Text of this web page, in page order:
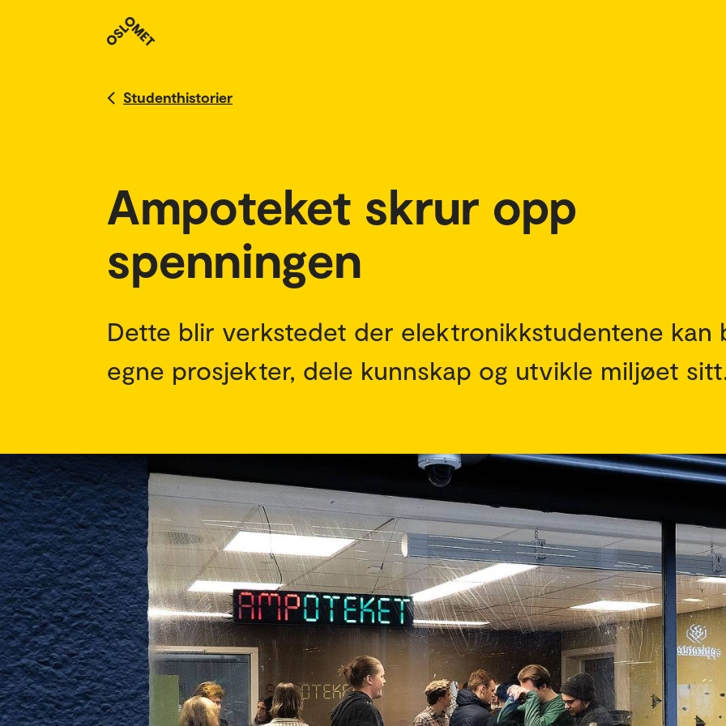
Studenthistorier
Ampoteket skrur opp
spenningen
Dette blir verkstedet der elektronikkstudentene kan
egne prosjekter, dele kunnskap og utvikle miljøet